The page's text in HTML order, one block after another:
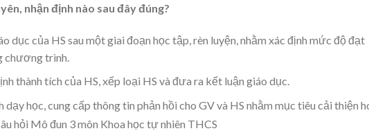
nhận định nào sau đây đúng?
dục của HS sau một giai đoạn học tập, rèn luyện, nhằm xác định mức độ đạt
chương trình.
thành tích của HS, xếp loại HS và đưa ra kết luận giáo dục.
học, cung cấp thông tin phản hồi cho GV và HS nhằm mục tiêu cải thiện